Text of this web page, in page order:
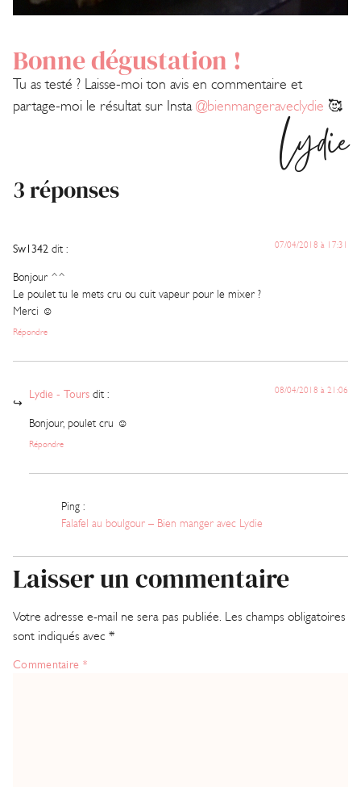
Bonne dégustation !
Tu as testé ? Laisse-moi ton avis en commentaire et
partage-moi le résultat sur Insta @bienmangeraveclydie 🥰
Lydie
3 réponses
Sw1342 dit : 07/04/2018 à 17:31
Bonjour ^^
Le poulet tu le mets cru ou cuit vapeur pour le mixer ?
Merci ☺️
Répondre
Lydie - Tours dit : 08/04/2018 à 21:06
Bonjour, poulet cru ☺️
Répondre
Ping :
Falafel au boulgour – Bien manger avec Lydie
Laisser un commentaire
Votre adresse e-mail ne sera pas publiée. Les champs obligatoires
sont indiqués avec *
Commentaire *